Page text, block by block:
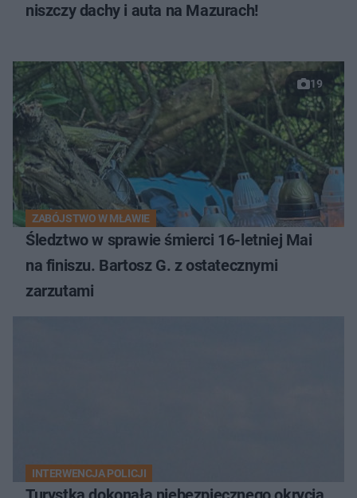
niszczy dachy i auta na Mazurach!
19
ZABÓJSTWO W MŁAWIE
Śledztwo w sprawie śmierci 16-letniej Mai
na finiszu. Bartosz G. z ostatecznymi
zarzutami
INTERWENCJA POLICJI